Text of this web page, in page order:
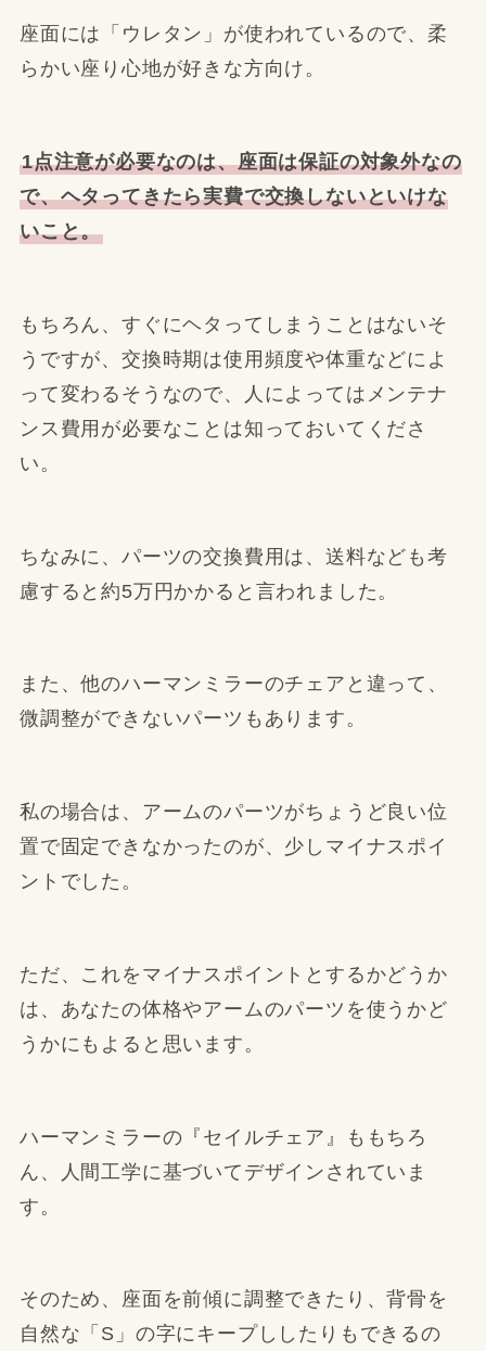
座面には「ウレタン」が使われているので、柔
らかい座り心地が好きな方向け。
1点注意が必要なのは、座面は保証の対象外なの
で、ヘタってきたら実費で交換しないといけな
いこと。
もちろん、すぐにヘタってしまうことはないそ
うですが、交換時期は使用頻度や体重などによ
って変わるそうなので、人によってはメンテナ
ンス費用が必要なことは知っておいてくださ
い。
ちなみに、パーツの交換費用は、送料なども考
慮すると約5万円かかると言われました。
また、他のハーマンミラーのチェアと違って、
微調整ができないパーツもあります。
私の場合は、アームのパーツがちょうど良い位
置で固定できなかったのが、少しマイナスポイ
ントでした。
ただ、これをマイナスポイントとするかどうか
は、あなたの体格やアームのパーツを使うかど
うかにもよると思います。
ハーマンミラーの『セイルチェア』ももちろ
ん、人間工学に基づいてデザインされていま
す。
そのため、座面を前傾に調整できたり、背骨を
自然な「S」の字にキープししたりもできるの